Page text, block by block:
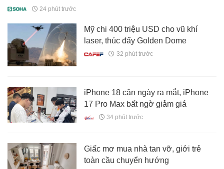
24 phút trước
Mỹ chi 400 triệu USD cho vũ khí
laser, thúc đẩy Golden Dome
32 phút trước
iPhone 18 cận ngày ra mắt, iPhone
17 Pro Max bất ngờ giảm giá
34 phút trước
Giấc mơ mua nhà tan vỡ, giới trẻ
toàn cầu chuyển hướng